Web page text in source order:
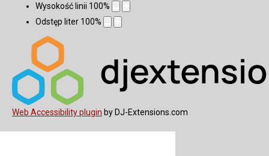
Wysokość linii 100%
Odstęp liter 100%
Web Accessibility plugin by DJ-Extensions.com